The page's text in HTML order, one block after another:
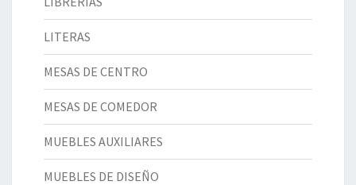
LITERAS
MESAS DE CENTRO
MESAS DE COMEDOR
MUEBLES AUXILIARES
MUEBLES DE DISEÑO